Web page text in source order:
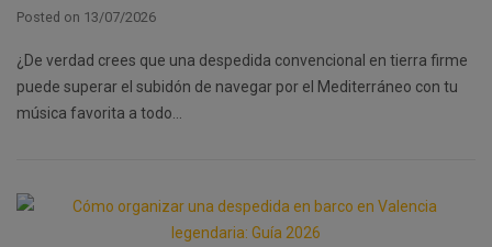
Posted on 13/07/2026
¿De verdad crees que una despedida convencional en tierra firme
puede superar el subidón de navegar por el Mediterráneo con tu
música favorita a todo…